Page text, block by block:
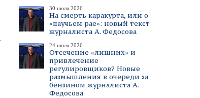
30 июля 2026
На смерть каракурта, или о
«паучьем рае»: новый текст
журналиста А. Федосова
24 июля 2026
Отсечение «лишних» и
привлечение
регулировщиков? Новые
размышления в очереди за
бензином журналиста А.
Федосова